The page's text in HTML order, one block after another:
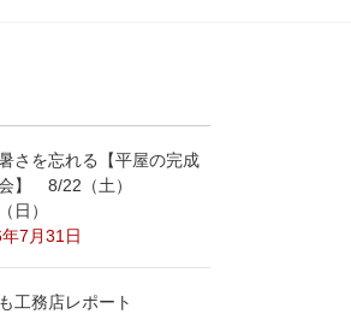
さを忘れる【平屋の完成
】 8/22（土）
日）
7月31日
工務店レポート